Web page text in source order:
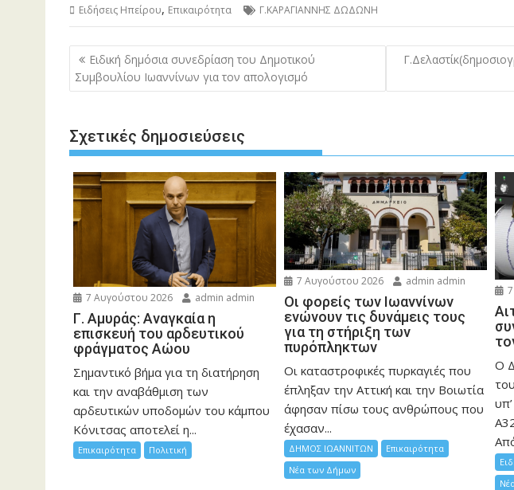
Ειδήσεις Ηπείρου, Επικαιρότητα Γ.ΚΑΡΑΓΙΑΝΝΗΣ ΔΩΔΩΝΗ
Πλοήγηση
άρθρων
Ειδική δημόσια συνεδρίαση του Δημοτικού
Συμβουλίου Ιωαννίνων για τον απολογισμό
Σχετικές δημοσιεύσεις
7 Αυγούστου 2026 admin admin
Γ. Αμυράς: Αναγκαία η
επισκευή του αρδευτικού
φράγματος Αώου
Σημαντικό βήμα για τη διατήρηση
και την αναβάθμιση των
αρδευτικών υποδομών του κάμπου
Κόνιτσας αποτελεί η...
Επικαιρότητα Πολιτική
7 Αυγούστου 2026 admin admin
Οι φορείς των Ιωαννίνων
ενώνουν τις δυνάμεις τους
για τη στήριξη των
πυρόπληκτων
Οι καταστροφικές πυρκαγιές που
έπληξαν την Αττική και την Bοιωτία
άφησαν πίσω τους ανθρώπους που
έχασαν...
ΔΗΜΟΣ ΙΩΑΝΝΙΤΩΝ
Επικαιρότητα
Νέα των Δήμων
Ο